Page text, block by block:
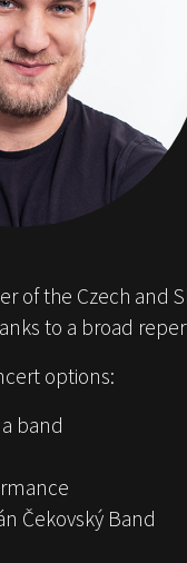
of the Czech and
to a broad
options:
band
Čekovský Band